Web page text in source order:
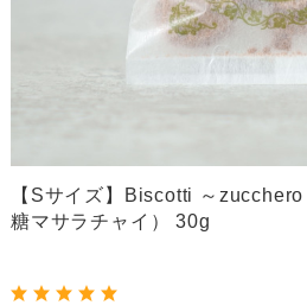
【Sサイズ】Biscotti ～
糖マサラチャイ） 30g